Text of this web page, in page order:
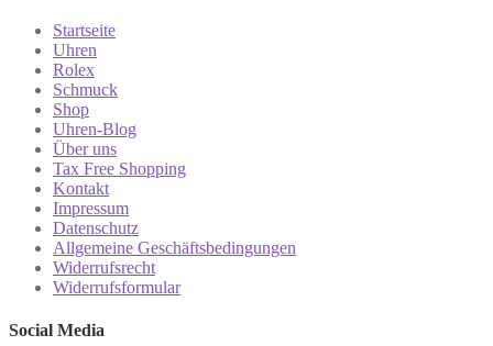
Startseite
Uhren
Rolex
Schmuck
Shop
Uhren-Blog
Über uns
Tax Free Shopping
Kontakt
Impressum
Datenschutz
Allgemeine Geschäftsbedingungen
Widerrufsrecht
Widerrufsformular
Social Media